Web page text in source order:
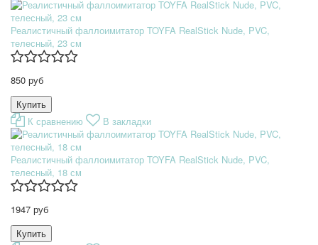
Реалистичный фаллоимитатор TOYFA RealStick Nude, PVC,
телесный, 23 см
850 руб
К сравнению В закладки
Реалистичный фаллоимитатор TOYFA RealStick Nude, PVC,
телесный, 18 см
1947 руб